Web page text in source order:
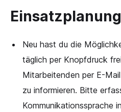
Einsatzplanung
Neu hast du die
täglich per Knopfdruck
Mitarbeitenden per E-
zu informieren. Bitte
Kommunikationssprache